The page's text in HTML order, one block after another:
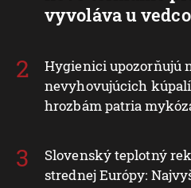
vyvoláva u
Hygienici upozorňujú
nevyhovujúcich
hrozbám patria
Slovenský teplotný
strednej Európy: